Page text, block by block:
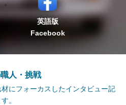
英語版
Facebook
人・挑戦
にフォーカスしたインタビュー記
。